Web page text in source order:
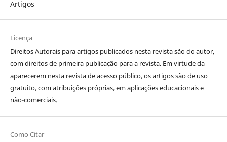
Artigos
Licença
Direitos Autorais para artigos publicados nesta revista são do autor,
com direitos de primeira publicação para a revista. Em virtude da
aparecerem nesta revista de acesso público, os artigos são de uso
gratuito, com atribuições próprias, em aplicações educacionais e
não-comerciais.
Como Citar